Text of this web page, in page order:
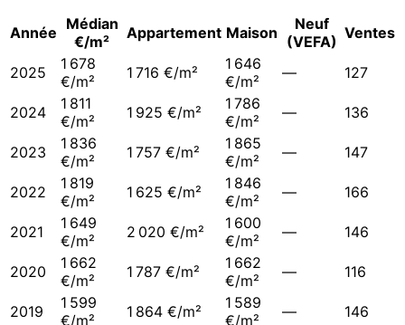
Année Médian
€/m²
Appartement Maison
Neuf
(VEFA) Ventes
2025
1 678
€/m²
1 716 €/m²
1 646
€/m²
— 127
2024
1 811
€/m²
1 925 €/m²
1 786
€/m²
— 136
2023
1 836
€/m²
1 757 €/m²
1 865
€/m²
— 147
2022
1 819
€/m²
1 625 €/m²
1 846
€/m²
— 166
2021
1 649
€/m²
2 020 €/m²
1 600
€/m²
— 146
2020
1 662
€/m²
1 787 €/m²
1 662
€/m²
— 116
2019
1 599
€/m²
1 864 €/m²
1 589
€/m²
— 146